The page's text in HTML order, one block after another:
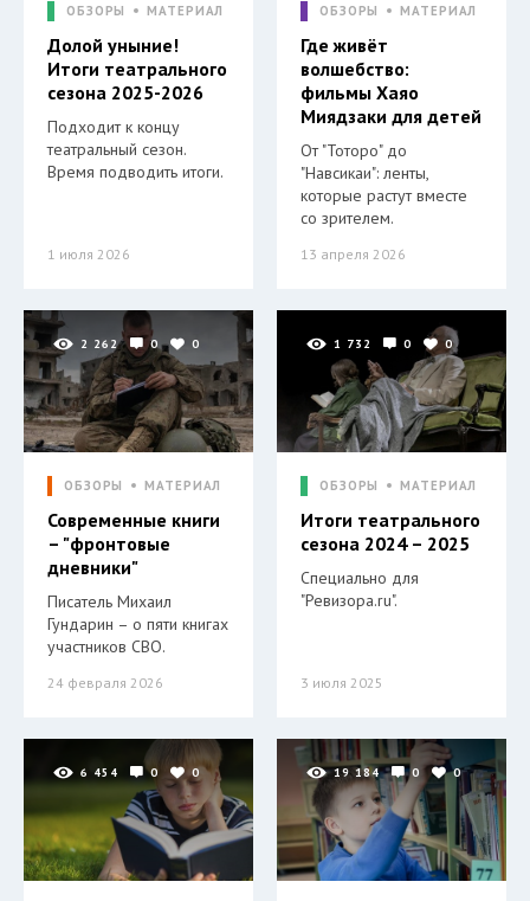
ОБЗОРЫ МАТЕРИАЛ
Долой уныние!
Итоги театрального
сезона 2025-2026
Подходит к концу
театральный сезон.
Время подводить итоги.
1 июля 2026
ОБЗОРЫ МАТЕРИАЛ
Где живёт
волшебство:
фильмы Хаяо
Миядзаки для детей
От "Тоторо" до
"Навсикаи": ленты,
которые растут вместе
со зрителем.
13 апреля 2026
2 262 0 0
ОБЗОРЫ МАТЕРИАЛ
Современные книги
– "фронтовые
дневники"
Писатель Михаил
Гундарин – о пяти книгах
участников СВО.
24 февраля 2026
1 732 0 0
ОБЗОРЫ МАТЕРИАЛ
Итоги театрального
сезона 2024 – 2025
Специально для
"Ревизора.ru".
3 июля 2025
6 454 0 0 19 184 0 0